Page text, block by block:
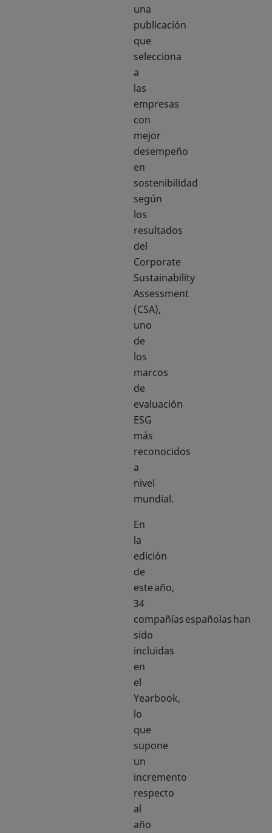
una
publicación
que
selecciona
a
las
empresas
con
mejor
desempeño
en
sostenibilidad
según
los
resultados
del
Corporate
Sustainability
Assessment
(CSA),
uno
de
los
marcos
de
evaluación
ESG
más
reconocidos
a
nivel
mundial.
En
la
edición
de
este año,
34
compañías españolas han
sido
incluidas
en
el
Yearbook,
lo
que
supone
un
incremento
respecto
al
año